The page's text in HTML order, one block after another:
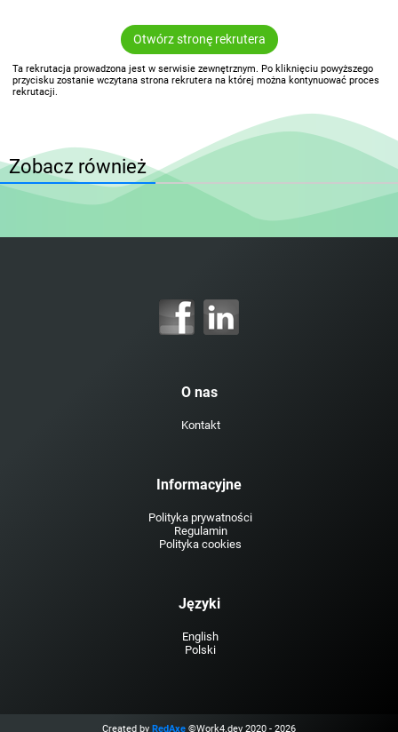
Otwórz stronę rekrutera
Ta rekrutacja prowadzona jest w serwisie zewnętrznym. Po kliknięciu powyższego
przycisku zostanie wczytana strona rekrutera na której można kontynuować proces
rekrutacji.
Zobacz również
O nas
Kontakt
Informacyjne
Polityka prywatności
Regulamin
Polityka cookies
Języki
English
Polski
Created by RedAxe ©Work4.dev 2020 - 2026